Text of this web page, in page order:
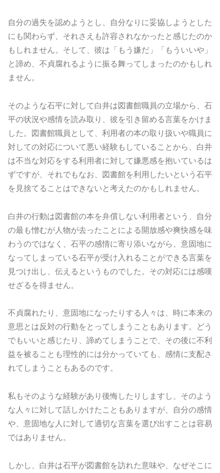
自分の過失を認めようとし、自分なりに妥協しようとした
にも関わらず、それさえも許容されなかったと感じたのか
もしれません。そして、彼は「もう嫌だ」「もういいや」
と諦め、不貞腐れるように振る舞ってしまったのかもしれ
ません。
そのような石平に対して白井は図書館職員の立場から、石
平の状況や感情を読み取り、彼を引き留める言葉をかけま
した。図書館職員として、利用者の本の取り扱いや職員に
対しての対応について悪い経験もしていることから、白井
は不当な対応をする利用者に対して嫌悪感を抱いているは
ずですが、それでもなお、図書館を利用したいという石平
を見捨てることはできないと考えたのかもしれません。
白井の行動は図書館の本を弁償しない利用者という、自分
の最も憎むが人物が去ったことによる開放感や爽快感を味
わうのではなく、石平の感情に寄り添いながら、意固地に
なってしまっている石平が受け入れることができる言葉を
見つけ出し、伝えるというものでした。その対応には感嘆
せざるを得ません。
不貞腐れたり、意固地になったりする人々は、時に本来の
意思とは反対の行動をとってしまうこともあります。どう
でもいいと感じたり、諦めてしまうことで、その後に不利
益を被ることも理性的には分かっていても、感情に支配さ
れてしまうこともあるのです。
私もそのような経験があり後悔したりしますし、そのよう
な人々に対して話しかけたこともありますが、自分の感情
や、意固地な人に対して適切な言葉を選び出すことは容易
ではありません。
しかし、白井は石平が図書館を訪れた意味や、なぜそこに